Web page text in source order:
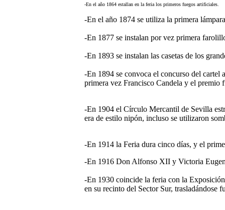
-En el año 1864 estallan en la feria los primeros fuegos artificiales.
-En el año 1874 se utiliza la primera
-En 1877 se instalan por vez primera
-En 1893 se instalan las casetas de los
-En 1894 se convoca el concurso del
primera vez Francisco Candela y el premio
-En 1904 el Círculo Mercantil de Sevilla
era de estilo nipón, incluso se utilizaron
-En 1914 la Feria dura cinco días, y el
-En 1916 Don Alfonso XII y Victoria
-En 1930 coincide la feria con la
en su recinto del Sector Sur, trasladándose